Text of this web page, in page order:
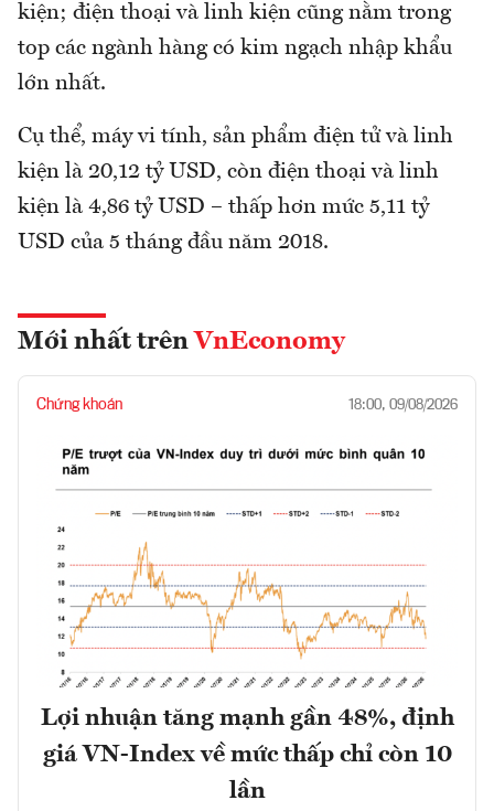
kiện; điện thoại và linh kiện cũng nằm trong
top các ngành hàng có kim ngạch nhập khẩu
lớn nhất.
Cụ thể, máy vi tính, sản phẩm điện tử và linh
kiện là 20,12 tỷ USD, còn điện thoại và linh
kiện là 4,86 tỷ USD – thấp hơn mức 5,11 tỷ
USD của 5 tháng đầu năm 2018.
Mới nhất trên VnEconomy
Chứng khoán 18:00, 09/08/2026
Lợi nhuận tăng mạnh gần 48%, định
giá VN-Index về mức thấp chỉ còn 10
lần